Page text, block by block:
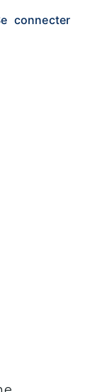
connecter